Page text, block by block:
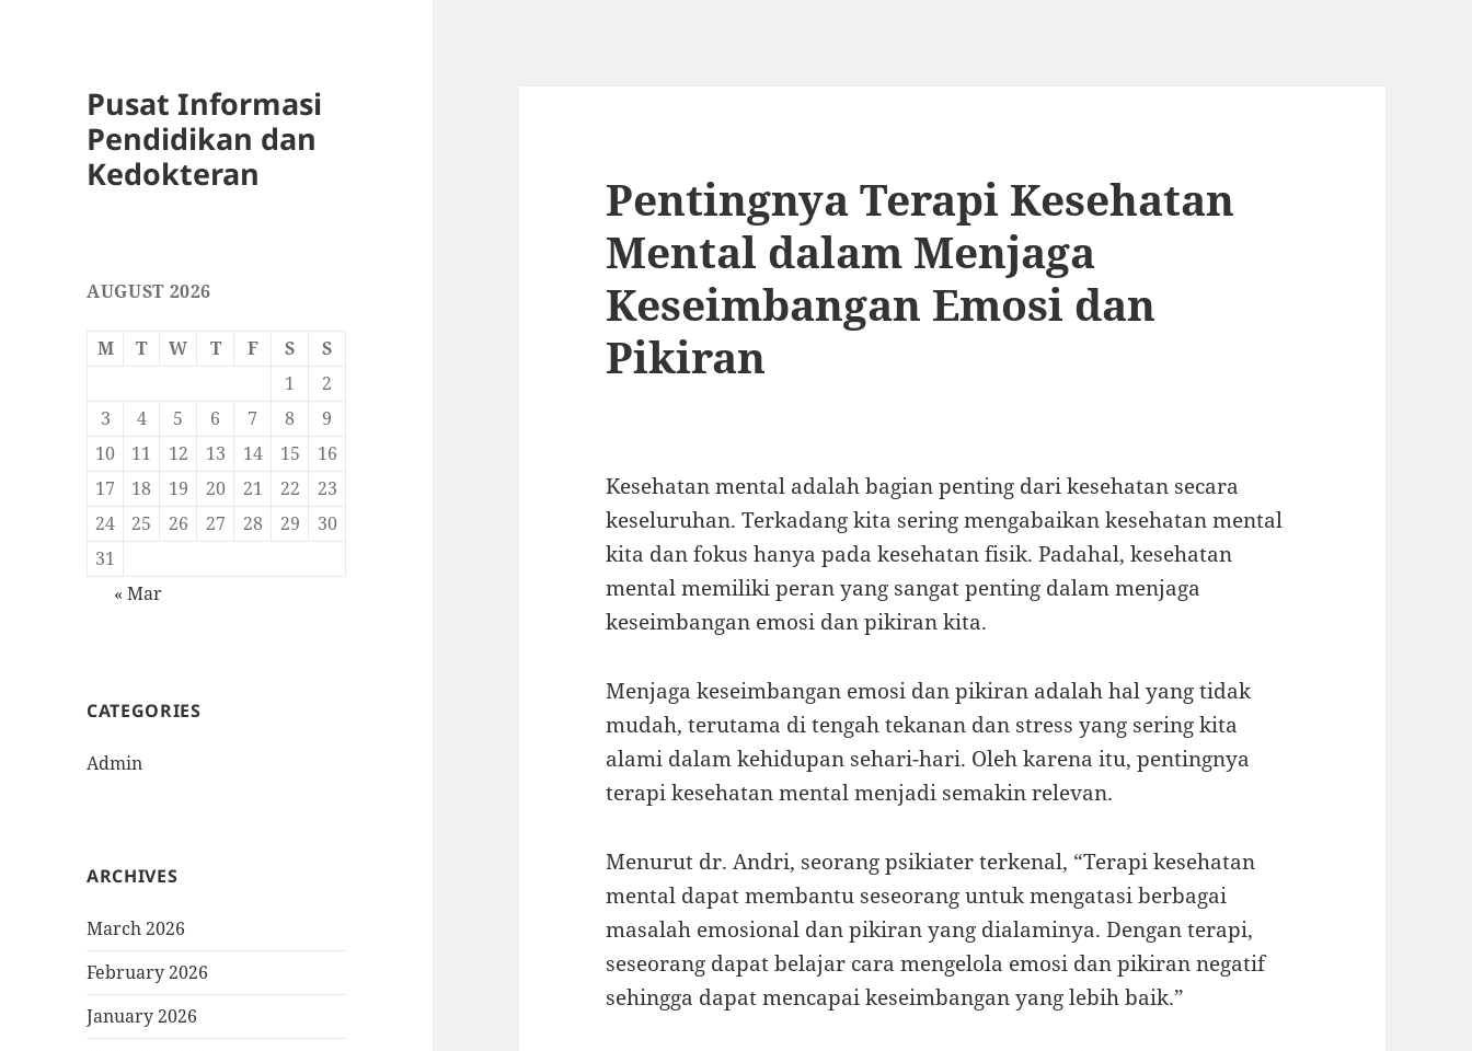
Pusat Informasi
Pendidikan dan
Kedokteran
AUGUST 2026
M T W T F S
S
1
2
3
4 5 6 7 8
9
10
11 12 13 14 15
16
17
18 19 20 21 22
23
24
25 26 27 28 29
30
31
« Mar
CATEGORIES
Admin
ARCHIVES
March 2026
February 2026
January 2026
Pentingnya Terapi Kesehatan
Mental dalam Menjaga
Keseimbangan Emosi dan
Pikiran
Kesehatan mental adalah bagian penting dari kesehatan secara
keseluruhan. Terkadang kita sering mengabaikan kesehatan mental
kita dan fokus hanya pada kesehatan fisik. Padahal, kesehatan
mental memiliki peran yang sangat penting dalam menjaga
keseimbangan emosi dan pikiran kita.
Menjaga keseimbangan emosi dan pikiran adalah hal yang tidak
mudah, terutama di tengah tekanan dan stress yang sering kita
alami dalam kehidupan sehari-hari. Oleh karena itu, pentingnya
terapi kesehatan mental menjadi semakin relevan.
Menurut dr. Andri, seorang psikiater terkenal, “Terapi kesehatan
mental dapat membantu seseorang untuk mengatasi berbagai
masalah emosional dan pikiran yang dialaminya. Dengan terapi,
seseorang dapat belajar cara mengelola emosi dan pikiran negatif
sehingga dapat mencapai keseimbangan yang lebih baik.”